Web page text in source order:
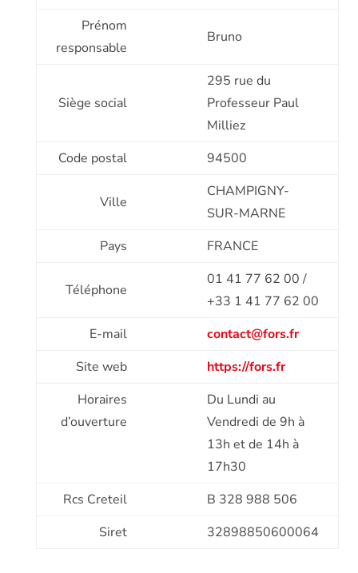
Prénom
responsable
Bruno
Siège social
295 rue du
Professeur Paul
Milliez
Code postal
94500
Ville
CHAMPIGNY-
SUR-MARNE
Pays
FRANCE
Téléphone
01 41 77 62 00 /
+33 1 41 77 62 00
E-mail
contact@fors.fr
Site web
https://fors.fr
Horaires
d’ouverture
Du Lundi au
Vendredi de 9h à
13h et de 14h à
17h30
Rcs Creteil
B 328 988 506
Siret
32898850600064